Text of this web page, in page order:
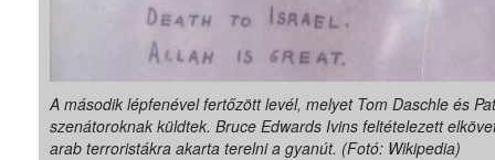
A második lépfenével fertőzött levél, melyet Tom Daschle és
szenátoroknak küldtek. Bruce Edwards Ivins feltételezett
arab terroristákra akarta terelni a gyanút. (Fotó: Wikipedia)